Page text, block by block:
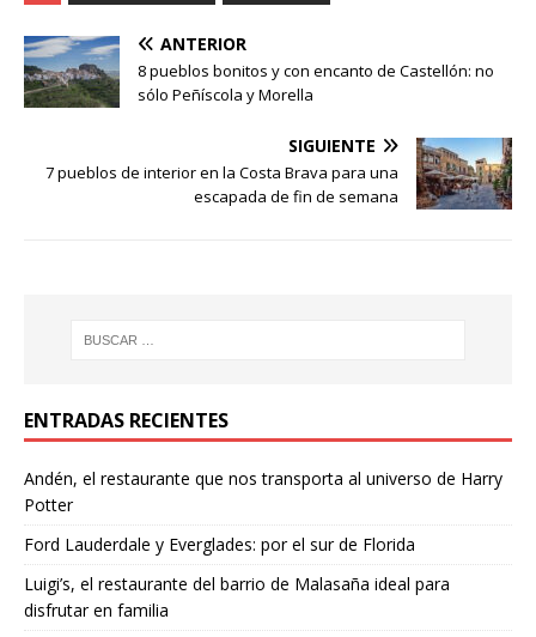
ANTERIOR
8 pueblos bonitos y con encanto de Castellón: no
sólo Peñíscola y Morella
SIGUIENTE
7 pueblos de interior en la Costa Brava para una
escapada de fin de semana
ENTRADAS RECIENTES
Andén, el restaurante que nos transporta al universo de Harry
Potter
Ford Lauderdale y Everglades: por el sur de Florida
Luigi’s, el restaurante del barrio de Malasaña ideal para
disfrutar en familia